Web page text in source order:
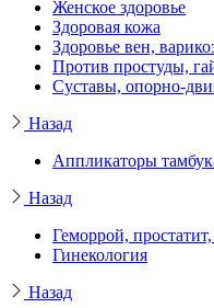
Женское здоровье
Здоровая кожа
Здоровье вен,
Против простуды,
Суставы, опорно-
Назад
Аппликаторы
Назад
Геморрой,
Гинекология
Назад